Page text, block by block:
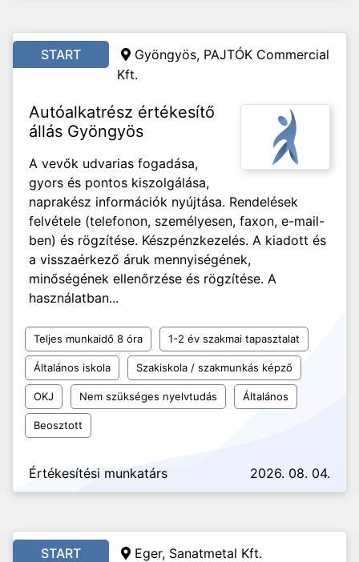
START
Gyöngyös, PAJTÓK Commercial
Kft.
Autóalkatrész értékesítő
állás Gyöngyös
A vevők udvarias fogadása,
gyors és pontos kiszolgálása,
naprakész információk nyújtása. Rendelések
felvétele (telefonon, személyesen, faxon, e-mail-
ben) és rögzítése. Készpénzkezelés. A kiadott és
a visszaérkező áruk mennyiségének,
minőségének ellenőrzése és rögzítése. A
használatban...
Teljes munkaidő 8 óra 1-2 év szakmai tapasztalat
Általános iskola Szakiskola / szakmunkás képző
OKJ Nem szükséges nyelvtudás Általános
Beosztott
Értékesítési munkatárs 2026. 08. 04.
START Eger, Sanatmetal Kft.